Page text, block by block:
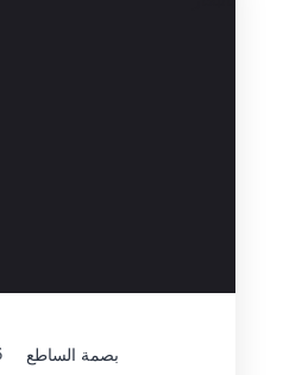
بصمة الساطع